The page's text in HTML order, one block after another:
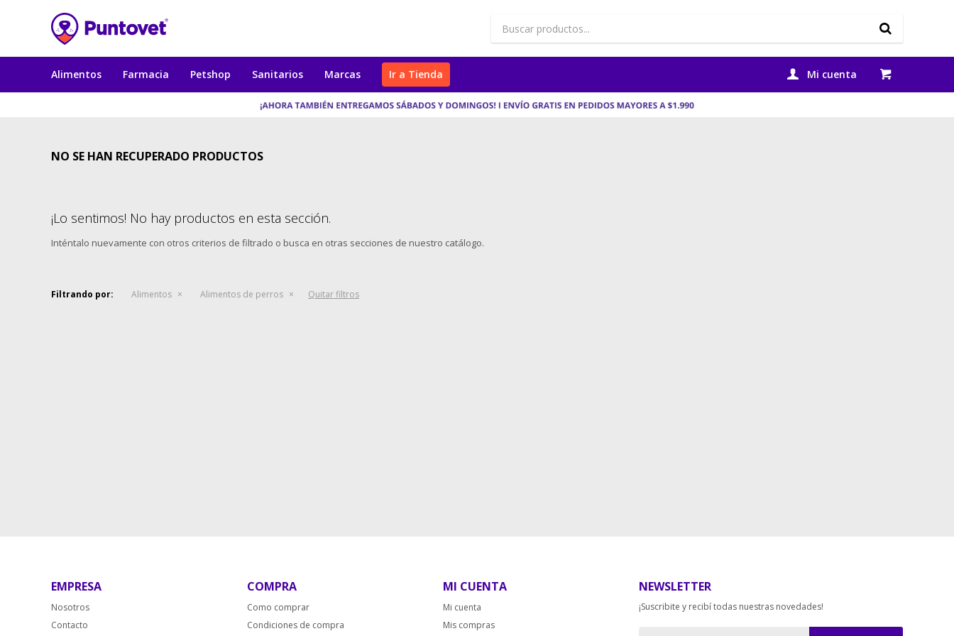
Alimentos Farmacia Petshop Sanitarios Marcas Ir a Tienda
NO SE HAN RECUPERADO PRODUCTOS
¡Lo sentimos! No hay productos en esta sección.
Inténtalo nuevamente con otros criterios de filtrado o busca en otras secciones de nuestro catálogo.
Filtrando por: Alimentos Alimentos de perros Quitar filtros
EMPRESA
Nosotros
Contacto
COMPRA
Como comprar
Condiciones de compra
MI CUENTA
Mi cuenta
Mis compras
NEWSLETTER
¡Suscribite y recibí todas nuestras novedades!